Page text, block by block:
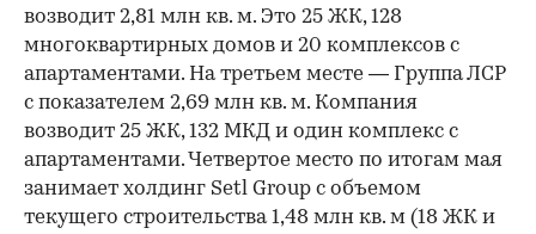
возводит 2,81 млн кв. м. Это 25 ЖК, 128
многоквартирных домов и 20 комплексов с
апартаментами. На третьем месте — Группа ЛСР
с показателем 2,69 млн кв. м. Компания
возводит 25 ЖК, 132 МКД и один комплекс с
апартаментами. Четвертое место по итогам мая
занимает холдинг Setl Group с объемом
текущего строительства 1,48 млн кв. м (18 ЖК и